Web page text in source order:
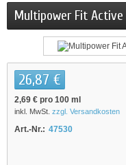
Multipower Fit Active
26,87 €
2,69 € pro 100 ml
inkl. MwSt. zzgl. Versandkosten
Art.-Nr.: 47530